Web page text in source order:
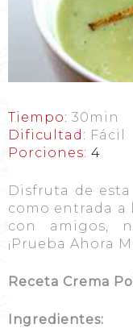
Tiempo: 30min
Dificultad: Fácil
Porciones: 4
Disfruta de
como entrada a
con amigos,
¡Prueba Ahora
Receta Crema
Ingredientes: